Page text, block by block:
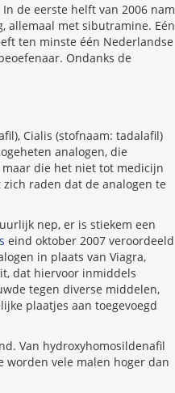
de eerste helft van 2006 nam
allemaal met sibutramine. Eén
ten minste één Nederlandse
Ondanks de
Cialis (stofnaam: tadalafil)
analogen, die
die het niet tot medicijn
raden dat de analogen te
nep, er is stiekem een
eind oktober 2007 veroordeeld
in plaats van Viagra,
dat hiervoor inmiddels
tegen diverse middelen,
plaatjes aan toegevoegd
Van hydroxyhomosildenafil
vele malen hoger dan